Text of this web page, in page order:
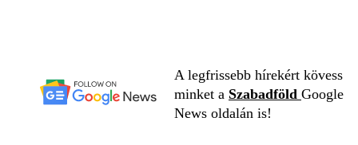
A legfrissebb hírekért kövess
minket a Szabadföld Google
News oldalán is!